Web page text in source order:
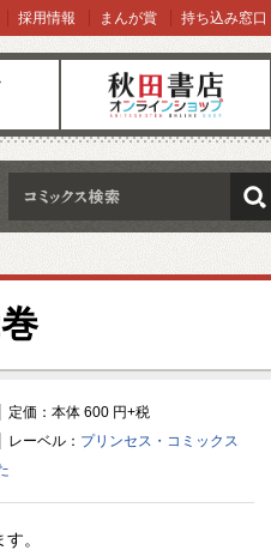
オンラインショップ
採用情報 まんが賞 持ち込み窓口
検索
定価：本体 600 円+税
レーベル： プリンセス・コミックス
。